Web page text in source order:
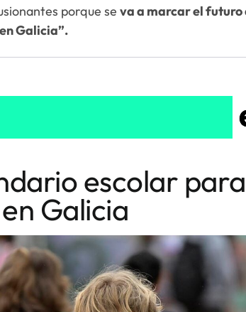
porque seva a marcar el futuro
Galicia”.
escolar
Galicia